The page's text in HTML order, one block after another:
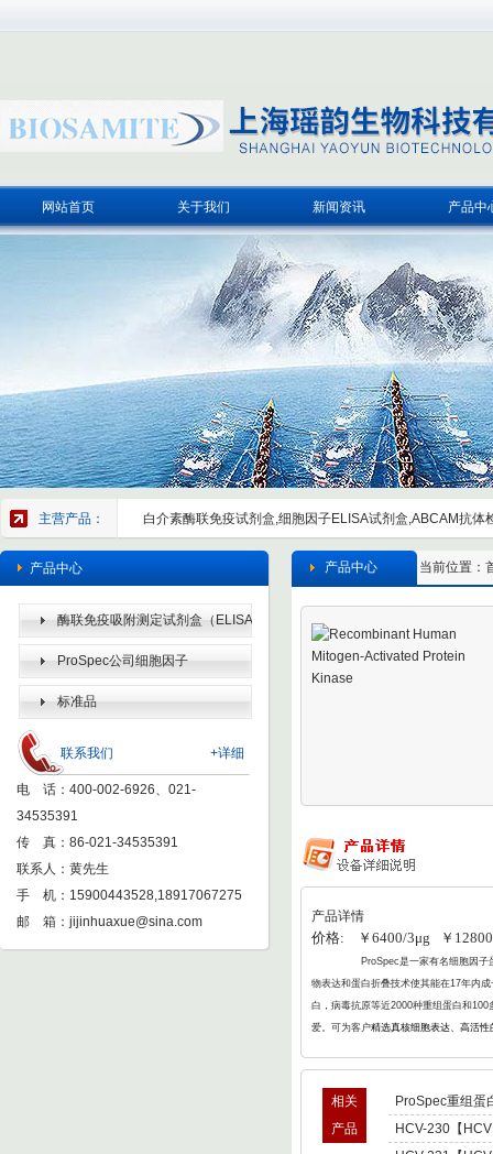
网站首页 关于我们 新闻资讯 产品中
主营产品： 白介素酶联免疫试剂盒,细胞因子ELISA试剂盒,ABCAM抗体
产品中心
酶联免疫吸附测定试剂盒（ELISA
KIT） ProSpec公司细胞因子
标准品
+详细
联系我们
电 话：400-002-6926、021-
34535391
传 真：86-021-34535391
联系人：黄先生
手 机：15900443528,18917067275
邮 箱： jijinhuaxue@sina.com
当前位置：
产品中心
产品详情
价格: ￥6400/3μg ￥
ProSpec是一家有名细胞因子
物表达和蛋白折叠技术使其能在17年内
白，病毒抗原等近2000种重组蛋白和
爱。可为客户精选真核细胞表达、高活性
相关
产品
ProSpec重组蛋
HCV-230【